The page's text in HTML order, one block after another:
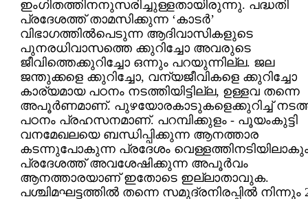
ഇംഗിതത്തിനനുസരിച്ചുള്ളതായിരുന്നു. പദ്ധതി
പ്രദേശത്ത് താമസിക്കുന്ന ‘കാടര്‍‍’
വിഭാഗത്തില്‍പെടുന്ന ആദിവാസികളുടെ
പുനരധിവാസത്തെ ക്കുറിച്ചോ അവരുടെ
ജീവിത്തെക്കുറിച്ചോ ഒന്നും പറയുന്നില്ല. ജല
ജന്തുക്കളെ ക്കുറിച്ചോ, വന്യജീവികളെ ക്കുറിച്ചോ
കാര്യമായ പഠനം നടത്തിയിട്ടില്ല, ഉള്ളവ തന്നെ
അപൂര്‍ണമാണ്. പുഴയോ‍രകാടുകളെക്കുറിച്ച്
പഠനം പ്രഹസനമാണ്. പറമ്പിക്കുളം - പൂയംകുട്ടി
വനമേഖലയെ ബന്ധിപ്പിക്കുന്ന ആനത്താര
കടന്നുപോ‍കുന്ന പ്രദേശം
പ്രദേശത്ത് അവശേഷിക്കുന്ന അപൂര്‍വം
ആനത്താരയാണ് ഇതോടെ ഇല്ലാതാവുക.
പശ്ചിമഘട്ടത്തില്‍ തന്നെ സമുദ്രനിരപ്പില്‍ നിന്നും